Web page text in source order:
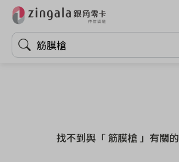
找不到與「 筋膜槍 」有關